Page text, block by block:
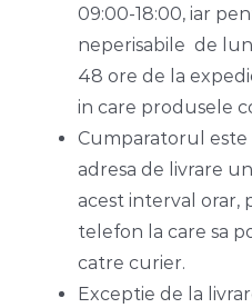
09:00-18:00, iar
neperisabile de
48 ore de la
in care produsele
Cumparatorul este
adresa de livrare
acest interval orar,
telefon la care sa
catre curier.
Exceptie de la